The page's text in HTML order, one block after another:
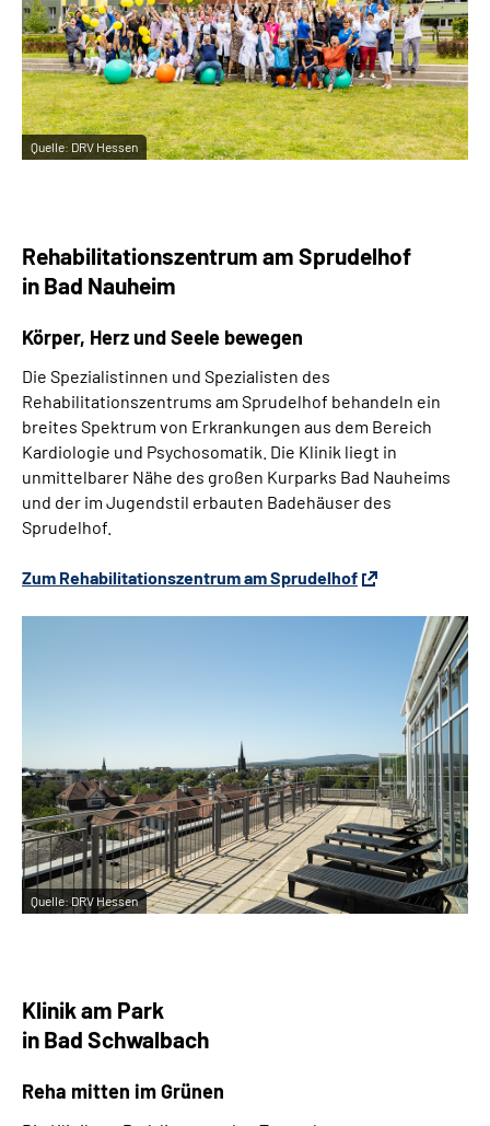
Quelle:DRV Hessen
Rehabilitationszentrum am Sprudelhof
in Bad Nauheim
Körper, Herz und Seele bewegen
Die Spezialistinnen und Spezialisten des
Rehabilitationszentrums am Sprudelhof behandeln ein
breites Spektrum von Erkrankungen aus dem Bereich
Kardiologie und Psychosomatik. Die Klinik liegt in
unmittelbarer Nähe des großen Kurparks Bad Nauheims
und der im Jugendstil erbauten Badehäuser des
Sprudelhof.
Zum Rehabilitationszentrum am Sprudelhof
Quelle: DRV Hessen
Klinik am Park
in Bad Schwalbach
Reha mitten im Grünen